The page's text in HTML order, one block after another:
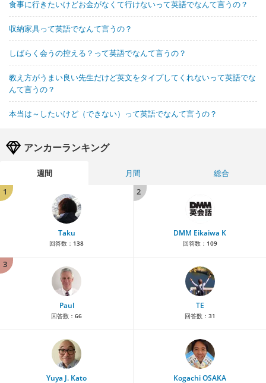
食事に行きたいけどお金がなくて行けないって英語でなんて言うの？
収納家具って英語でなんて言うの？
しばらく会うの控える？って英語でなんて言うの？
教え方がうまい良い先生だけど英文をタイプしてくれないって英語でな
んて言うの？
本当は～したいけど（できない）って英語でなんて言うの？
アンカーランキング
週間 月間
総合
1
Taku
回答数： 138
2
DMM Eikaiwa K
回答数： 109
3
Paul
回答数： 66
TE
回答数： 31
Yuya J. Kato Kogachi OSAKA